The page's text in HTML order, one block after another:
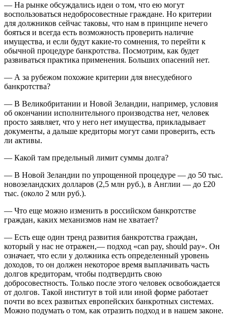
— На рынке обсуждались идеи о том, что ею могут
воспользоваться недобросовестные граждане. Но критерии
для должников сейчас таковы, что нам в принципе нечего
бояться и всегда есть возможность проверить наличие
имущества, и если будут какие-то сомнения, то перейти к
обычной процедуре банкротства. Посмотрим, как будет
развиваться практика применения. Больших опасений нет.
— А за рубежом похожие критерии для внесудебного
банкротства?
— В Великобритании и Новой Зеландии, например, условия
об окончании исполнительного производства нет, человек
просто заявляет, что у него нет имущества, прикладывает
документы, а дальше кредиторы могут сами проверить, есть
ли активы.
— Какой там предельный лимит суммы долга?
— В Новой Зеландии по упрощенной процедуре — до 50 тыс.
новозеландских долларов (2,5 млн руб.), в Англии — до £20
тыс. (около 2 млн руб.).
— Что еще можно изменить в российском банкротстве
граждан, каких механизмов нам не хватает?
— Есть еще один тренд развития банкротства граждан,
который у нас не отражен,— подход «can pay, should pay». Он
означает, что если у должника есть определенный уровень
доходов, то он должен некоторое время выплачивать часть
долгов кредиторам, чтобы подтвердить свою
добросовестность. Только после этого человек освобождается
от долгов. Такой институт в той или иной форме работает
почти во всех развитых европейских банкротных системах.
Можно подумать о том, как отразить подход и в нашем законе.